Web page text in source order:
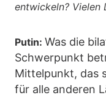
entwickeln? Vielen
Putin: Was die
Schwerpunkt
Mittelpunkt, das
für alle anderen